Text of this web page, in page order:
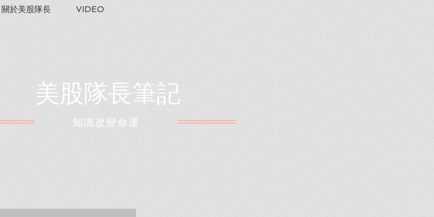
關於美股隊長 VIDEO
美股隊長筆記
​知識改變命運